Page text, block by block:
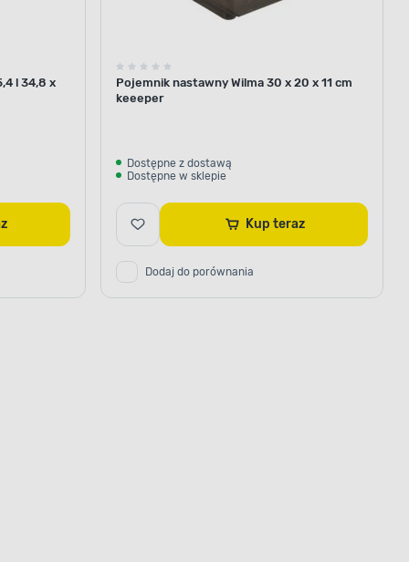
l 34,8 x
Pojemnik nastawny Wilma 30 x 20 x 11 cm
keeeper
Dostępne z dostawą
Dostępne w sklepie
Kup teraz
Dodaj do porównania